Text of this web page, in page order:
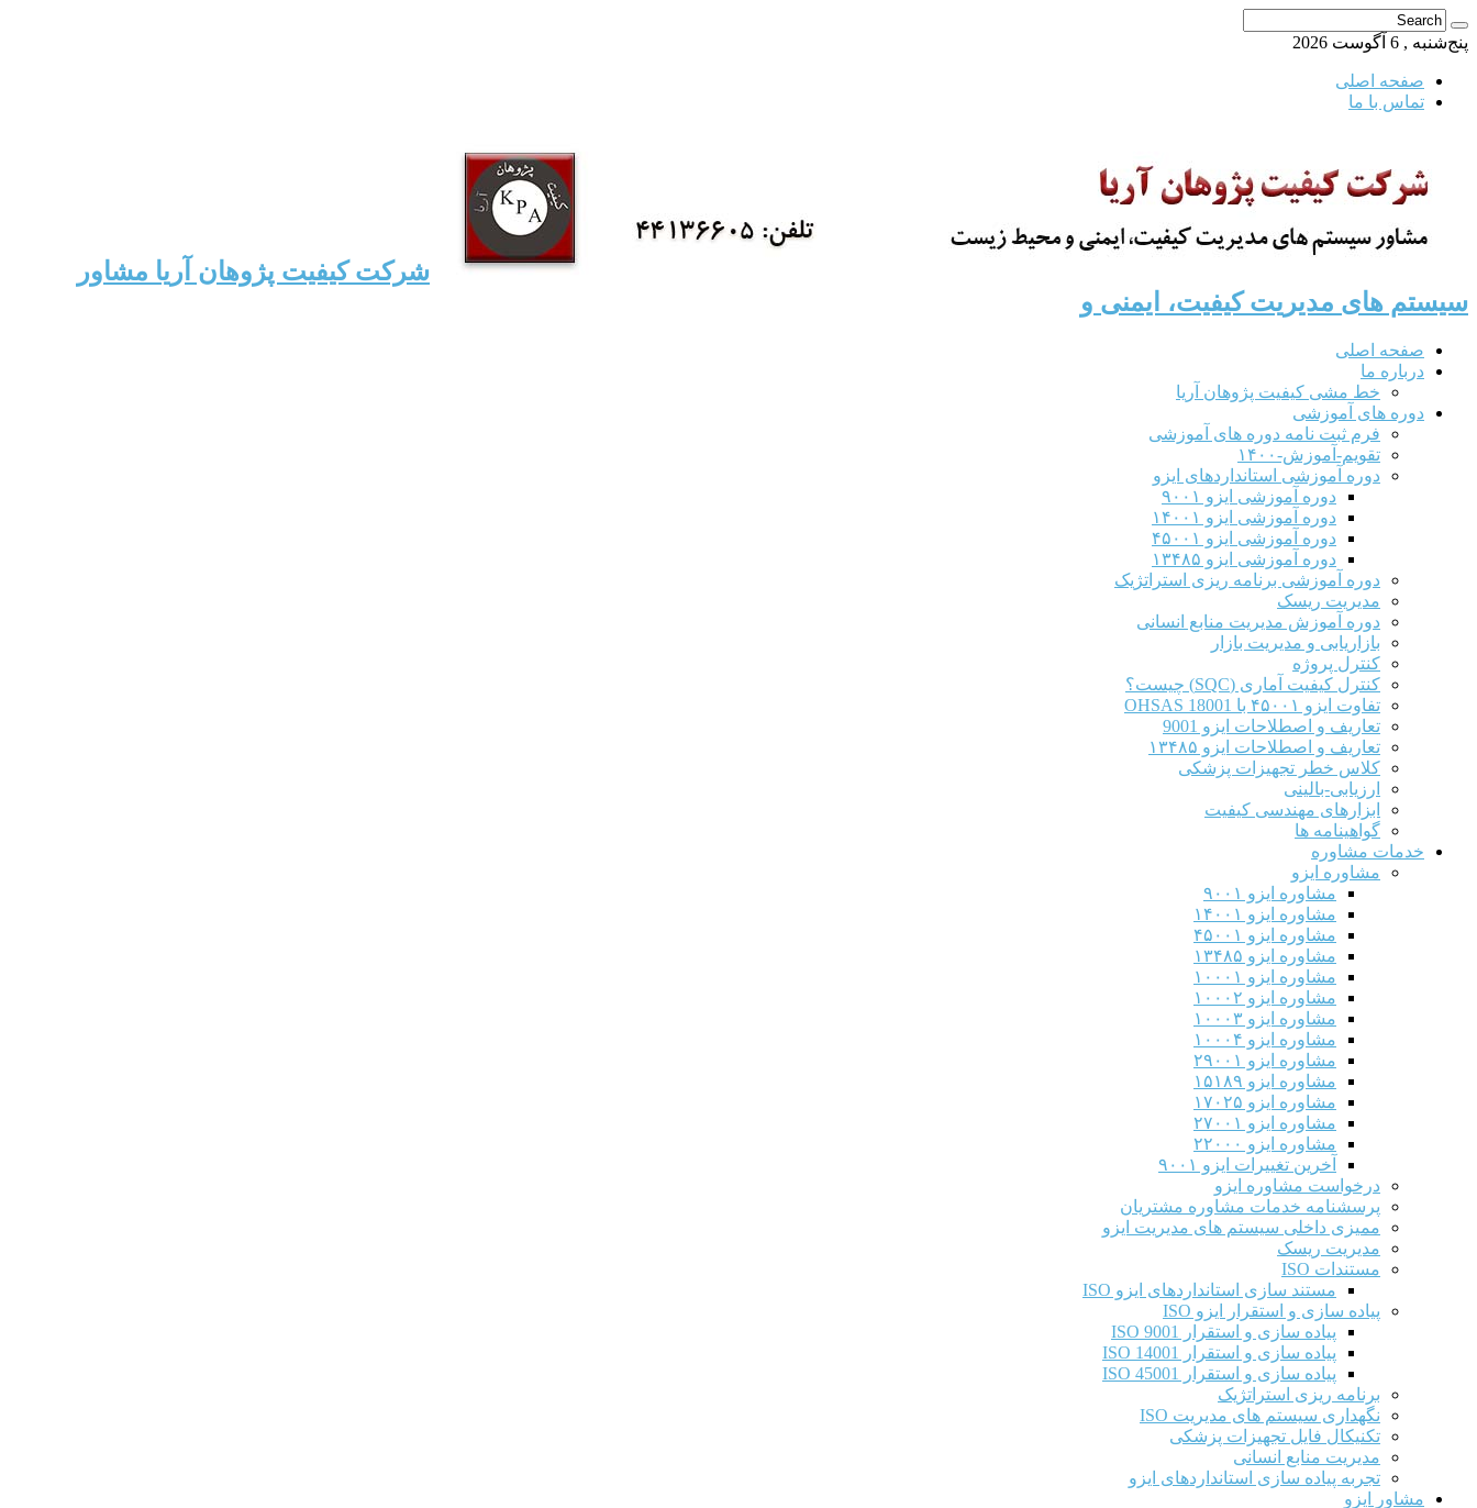
پنج‌شنبه , 6 آگوست 2026
صفحه اصلی
تماس با ما
شرکت کیفیت پژوهان آریا مشاور
سیستم های مدیریت کیفیت، ایمنی و
صفحه اصلی
درباره ما
خط مشی کیفیت پژوهان آریا
دوره های آموزشی
فرم ثبت نامه دوره های آموزشی
تقویم-آموزش-۱۴۰۰
دوره آموزشی استانداردهای ایزو
دوره آموزشی ایزو ۹۰۰۱
دوره آموزشی ایزو ۱۴۰۰۱
دوره آموزشی ایزو ۴۵۰۰۱
دوره آموزشی ایزو ۱۳۴۸۵
دوره آموزشی برنامه ریزی استراتژیک
مدیریت ریسک
دوره آموزش مدیریت منابع انسانی
بازاریابی و مدیریت بازار
کنترل پروژه
کنترل کیفیت آماری (SQC) چیست؟
تفاوت ایزو ۴۵۰۰۱ با OHSAS 18001
تعاریف و اصطلاحات ایزو 9001
تعاریف و اصطلاحات ایزو ۱۳۴۸۵
کلاس خطر تجهیزات پزشکی
ارزیابی-بالینی
ابزارهای مهندسی کیفیت
گواهینامه ها
خدمات مشاوره
مشاوره ایزو
مشاوره ایزو ۹۰۰۱
مشاوره ایزو ۱۴۰۰۱
مشاوره ایزو ۴۵۰۰۱
مشاوره ایزو ۱۳۴۸۵
مشاوره ایزو ۱۰۰۰۱
مشاوره ایزو ۱۰۰۰۲
مشاوره ایزو ۱۰۰۰۳
مشاوره ایزو ۱۰۰۰۴
مشاوره ایزو ۲۹۰۰۱
مشاوره ایزو ۱۵۱۸۹
مشاوره ایزو ۱۷۰۲۵
مشاوره ایزو ۲۷۰۰۱
مشاوره ایزو ۲۲۰۰۰
آخرین تغییرات ایزو ۹۰۰۱
درخواست مشاوره ایزو
پرسشنامه خدمات مشاوره مشتریان
ممیزی داخلی سیستم های مدیریت ایزو
مدیریت ریسک
مستندات ISO
مستند سازی استانداردهای ایزو ISO
پیاده سازی و استقرار ایزو ISO
پیاده سازی و استقرار ISO 9001​
پیاده سازی و استقرار ISO 14001
پیاده سازی و استقرار ISO 45001
برنامه ریزی استراتژیک
نگهداری سیستم های مدیریت ISO
تکنیکال فایل تجهیزات پزشکی
مدیریت منابع انسانی
تجربه پیاده سازی استانداردهای ایزو
مشاور ایزو